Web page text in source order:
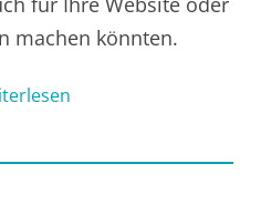
machen könnten.